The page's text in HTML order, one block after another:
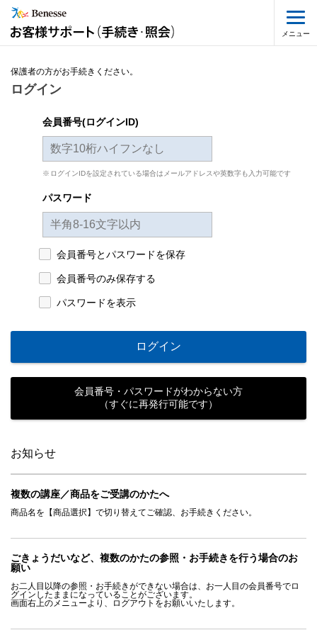
メニュー
保護者の方がお手続きください。
ログイン
会員番号(ログインID)
ログインIDを設定されている場合はメールアドレスや英数字も入力可能です
パスワード
会員番号とパスワードを保存
会員番号のみ保存する
パスワードを表示
ログイン
会員番号・パスワードがわからない方
（すぐに再発行可能です）
お知らせ
複数の講座／商品をご受講のかたへ
商品名を【商品選択】で切り替えてご確認、お手続きください。
ごきょうだいなど、複数のかたの参照・お手続きを行う場合のお
願い
お二人目以降の参照・お手続きができない場合は、お一人目の会員番号でロ
グインしたままになっていることがございます。
画面右上のメニューより、ログアウトをお願いいたします。